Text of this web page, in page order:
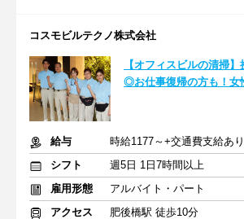
コスモビルテクノ株式会社
【オフィスビルの清掃
◎お仕事復帰の方も！女
給与
時給1177～+交通費支給あり
シフト
週5日 1日7時間以上
雇用形態
アルバイト・パート
アクセス
肥後橋駅 徒歩10分